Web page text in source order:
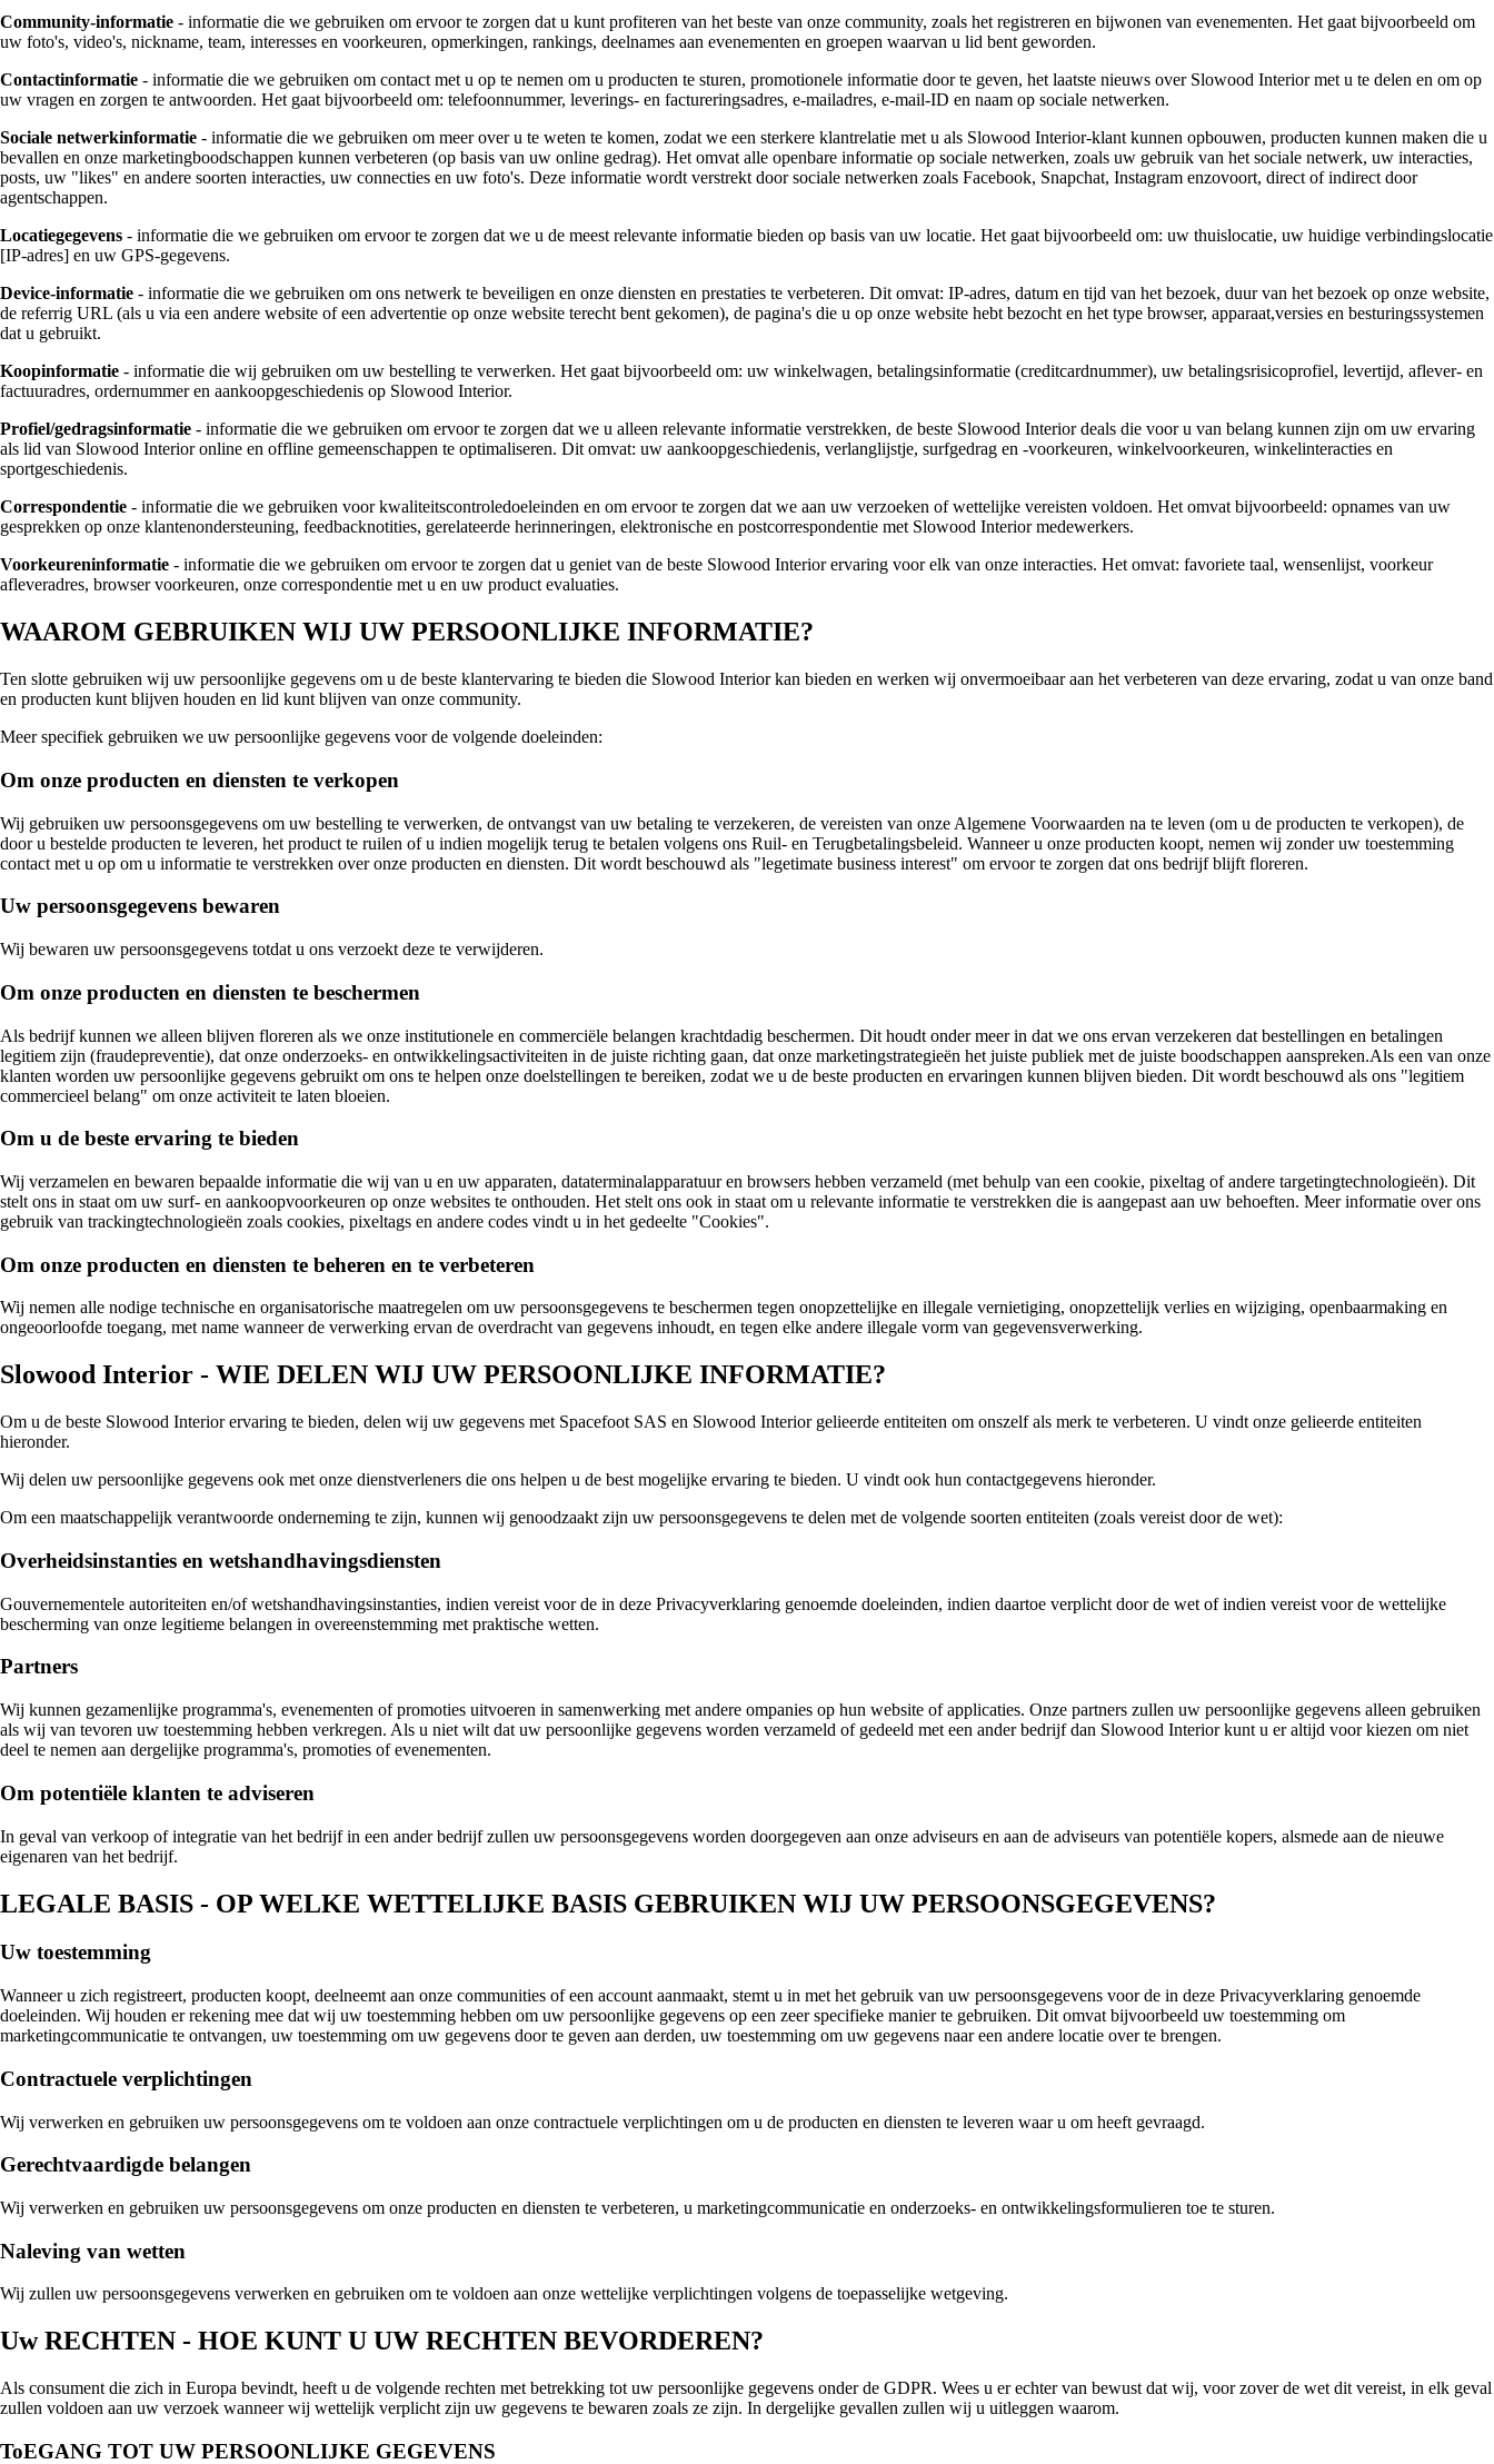
Community-informatie - informatie die we gebruiken om ervoor te zorgen dat u kunt profiteren van het beste van onze community, zoals het registreren en bijwonen van evenementen. Het gaat bijvoorbeeld om
uw foto's, video's, nickname, team, interesses en voorkeuren, opmerkingen, rankings, deelnames aan evenementen en groepen waarvan u lid bent geworden.
Contactinformatie - informatie die we gebruiken om contact met u op te nemen om u producten te sturen, promotionele informatie door te geven, het laatste nieuws over Slowood Interior met u te delen en om op
uw vragen en zorgen te antwoorden. Het gaat bijvoorbeeld om: telefoonnummer, leverings- en factureringsadres, e-mailadres, e-mail-ID en naam op sociale netwerken.
Sociale netwerkinformatie - informatie die we gebruiken om meer over u te weten te komen, zodat we een sterkere klantrelatie met u als Slowood Interior-klant kunnen opbouwen, producten kunnen maken die u
bevallen en onze marketingboodschappen kunnen verbeteren (op basis van uw online gedrag). Het omvat alle openbare informatie op sociale netwerken, zoals uw gebruik van het sociale netwerk, uw interacties,
posts, uw "likes" en andere soorten interacties, uw connecties en uw foto's. Deze informatie wordt verstrekt door sociale netwerken zoals Facebook, Snapchat, Instagram enzovoort, direct of indirect door
agentschappen.
Locatiegegevens - informatie die we gebruiken om ervoor te zorgen dat we u de meest relevante informatie bieden op basis van uw locatie. Het gaat bijvoorbeeld om: uw thuislocatie, uw huidige verbindingslocatie
[IP-adres] en uw GPS-gegevens.
Device-informatie - informatie die we gebruiken om ons netwerk te beveiligen en onze diensten en prestaties te verbeteren. Dit omvat: IP-adres, datum en tijd van het bezoek, duur van het bezoek op onze website,
de referrig URL (als u via een andere website of een advertentie op onze website terecht bent gekomen), de pagina's die u op onze website hebt bezocht en het type browser, apparaat,versies en besturingssystemen
dat u gebruikt.
Koopinformatie - informatie die wij gebruiken om uw bestelling te verwerken. Het gaat bijvoorbeeld om: uw winkelwagen, betalingsinformatie (creditcardnummer), uw betalingsrisicoprofiel, levertijd, aflever- en
factuuradres, ordernummer en aankoopgeschiedenis op Slowood Interior.
Profiel/gedragsinformatie - informatie die we gebruiken om ervoor te zorgen dat we u alleen relevante informatie verstrekken, de beste Slowood Interior deals die voor u van belang kunnen zijn om uw ervaring
als lid van Slowood Interior online en offline gemeenschappen te optimaliseren. Dit omvat: uw aankoopgeschiedenis, verlanglijstje, surfgedrag en -voorkeuren, winkelvoorkeuren, winkelinteracties en
sportgeschiedenis.
Correspondentie - informatie die we gebruiken voor kwaliteitscontroledoeleinden en om ervoor te zorgen dat we aan uw verzoeken of wettelijke vereisten voldoen. Het omvat bijvoorbeeld: opnames van uw
gesprekken op onze klantenondersteuning, feedbacknotities, gerelateerde herinneringen, elektronische en postcorrespondentie met Slowood Interior medewerkers.
Voorkeureninformatie - informatie die we gebruiken om ervoor te zorgen dat u geniet van de beste Slowood Interior ervaring voor elk van onze interacties. Het omvat: favoriete taal, wensenlijst, voorkeur
afleveradres, browser voorkeuren, onze correspondentie met u en uw product evaluaties.
WAAROM GEBRUIKEN WIJ UW PERSOONLIJKE INFORMATIE?
Ten slotte gebruiken wij uw persoonlijke gegevens om u de beste klantervaring te bieden die Slowood Interior kan bieden en werken wij onvermoeibaar aan het verbeteren van deze ervaring, zodat u van onze band
en producten kunt blijven houden en lid kunt blijven van onze community.
Meer specifiek gebruiken we uw persoonlijke gegevens voor de volgende doeleinden:
Om onze producten en diensten te verkopen
Wij gebruiken uw persoonsgegevens om uw bestelling te verwerken, de ontvangst van uw betaling te verzekeren, de vereisten van onze Algemene Voorwaarden na te leven (om u de producten te verkopen), de
door u bestelde producten te leveren, het product te ruilen of u indien mogelijk terug te betalen volgens ons Ruil- en Terugbetalingsbeleid. Wanneer u onze producten koopt, nemen wij zonder uw toestemming
contact met u op om u informatie te verstrekken over onze producten en diensten. Dit wordt beschouwd als "legetimate business interest" om ervoor te zorgen dat ons bedrijf blijft floreren.
Uw persoonsgegevens bewaren
Wij bewaren uw persoonsgegevens totdat u ons verzoekt deze te verwijderen.
Om onze producten en diensten te beschermen
Als bedrijf kunnen we alleen blijven floreren als we onze institutionele en commerciële belangen krachtdadig beschermen. Dit houdt onder meer in dat we ons ervan verzekeren dat bestellingen en betalingen
legitiem zijn (fraudepreventie), dat onze onderzoeks- en ontwikkelingsactiviteiten in de juiste richting gaan, dat onze marketingstrategieën het juiste publiek met de juiste boodschappen aanspreken.Als een van onze
klanten worden uw persoonlijke gegevens gebruikt om ons te helpen onze doelstellingen te bereiken, zodat we u de beste producten en ervaringen kunnen blijven bieden. Dit wordt beschouwd als ons "legitiem
commercieel belang" om onze activiteit te laten bloeien.
Om u de beste ervaring te bieden
Wij verzamelen en bewaren bepaalde informatie die wij van u en uw apparaten, dataterminalapparatuur en browsers hebben verzameld (met behulp van een cookie, pixeltag of andere targetingtechnologieën). Dit
stelt ons in staat om uw surf- en aankoopvoorkeuren op onze websites te onthouden. Het stelt ons ook in staat om u relevante informatie te verstrekken die is aangepast aan uw behoeften. Meer informatie over ons
gebruik van trackingtechnologieën zoals cookies, pixeltags en andere codes vindt u in het gedeelte "Cookies".
Om onze producten en diensten te beheren en te verbeteren
Wij nemen alle nodige technische en organisatorische maatregelen om uw persoonsgegevens te beschermen tegen onopzettelijke en illegale vernietiging, onopzettelijk verlies en wijziging, openbaarmaking en
ongeoorloofde toegang, met name wanneer de verwerking ervan de overdracht van gegevens inhoudt, en tegen elke andere illegale vorm van gegevensverwerking.
Slowood Interior - WIE DELEN WIJ UW PERSOONLIJKE INFORMATIE?
Om u de beste Slowood Interior ervaring te bieden, delen wij uw gegevens met Spacefoot SAS en Slowood Interior gelieerde entiteiten om onszelf als merk te verbeteren. U vindt onze gelieerde entiteiten
hieronder.
Wij delen uw persoonlijke gegevens ook met onze dienstverleners die ons helpen u de best mogelijke ervaring te bieden. U vindt ook hun contactgegevens hieronder.
Om een maatschappelijk verantwoorde onderneming te zijn, kunnen wij genoodzaakt zijn uw persoonsgegevens te delen met de volgende soorten entiteiten (zoals vereist door de wet):
Overheidsinstanties en wetshandhavingsdiensten
Gouvernementele autoriteiten en/of wetshandhavingsinstanties, indien vereist voor de in deze Privacyverklaring genoemde doeleinden, indien daartoe verplicht door de wet of indien vereist voor de wettelijke
bescherming van onze legitieme belangen in overeenstemming met praktische wetten.
Partners
Wij kunnen gezamenlijke programma's, evenementen of promoties uitvoeren in samenwerking met andere ompanies op hun website of applicaties. Onze partners zullen uw persoonlijke gegevens alleen gebruiken
als wij van tevoren uw toestemming hebben verkregen. Als u niet wilt dat uw persoonlijke gegevens worden verzameld of gedeeld met een ander bedrijf dan Slowood Interior kunt u er altijd voor kiezen om niet
deel te nemen aan dergelijke programma's, promoties of evenementen.
Om potentiële klanten te adviseren
In geval van verkoop of integratie van het bedrijf in een ander bedrijf zullen uw persoonsgegevens worden doorgegeven aan onze adviseurs en aan de adviseurs van potentiële kopers, alsmede aan de nieuwe
eigenaren van het bedrijf.
LEGALE BASIS - OP WELKE WETTELIJKE BASIS GEBRUIKEN WIJ UW PERSOONSGEGEVENS?
Uw toestemming
Wanneer u zich registreert, producten koopt, deelneemt aan onze communities of een account aanmaakt, stemt u in met het gebruik van uw persoonsgegevens voor de in deze Privacyverklaring genoemde
doeleinden. Wij houden er rekening mee dat wij uw toestemming hebben om uw persoonlijke gegevens op een zeer specifieke manier te gebruiken. Dit omvat bijvoorbeeld uw toestemming om
marketingcommunicatie te ontvangen, uw toestemming om uw gegevens door te geven aan derden, uw toestemming om uw gegevens naar een andere locatie over te brengen.
Contractuele verplichtingen
Wij verwerken en gebruiken uw persoonsgegevens om te voldoen aan onze contractuele verplichtingen om u de producten en diensten te leveren waar u om heeft gevraagd.
Gerechtvaardigde belangen
Wij verwerken en gebruiken uw persoonsgegevens om onze producten en diensten te verbeteren, u marketingcommunicatie en onderzoeks- en ontwikkelingsformulieren toe te sturen.
Naleving van wetten
Wij zullen uw persoonsgegevens verwerken en gebruiken om te voldoen aan onze wettelijke verplichtingen volgens de toepasselijke wetgeving.
Uw RECHTEN - HOE KUNT U UW RECHTEN BEVORDEREN?
Als consument die zich in Europa bevindt, heeft u de volgende rechten met betrekking tot uw persoonlijke gegevens onder de GDPR. Wees u er echter van bewust dat wij, voor zover de wet dit vereist, in elk geval
zullen voldoen aan uw verzoek wanneer wij wettelijk verplicht zijn uw gegevens te bewaren zoals ze zijn. In dergelijke gevallen zullen wij u uitleggen waarom.
ToEGANG TOT UW PERSOONLIJKE GEGEVENS